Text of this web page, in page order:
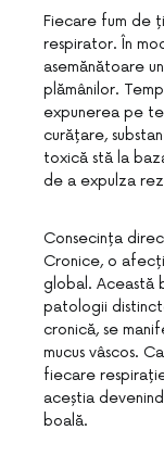
Fiecare fum de
respirator. În
asemănătoare
plămânilor.
expunerea pe
curățare,
toxică stă la
de a expulza
Consecința
Cronice, o
global. Această
patologii
cronică, se
mucus vâscos.
fiecare
aceștia
boală.